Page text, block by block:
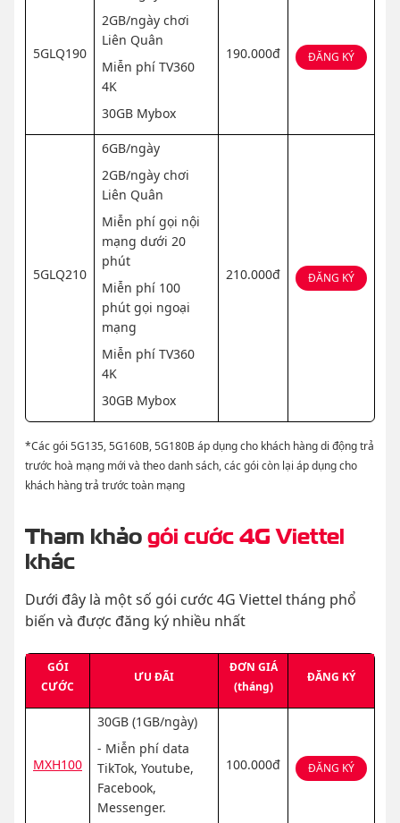
5GLQ190
2GB/ngày chơi
Liên Quân
Miễn phí TV360
4K
30GB Mybox
190.000đ ĐĂNG KÝ
5GLQ210
6GB/ngày
2GB/ngày chơi
Liên Quân
Miễn phí gọi nội
mạng dưới 20
phút
Miễn phí 100
phút gọi ngoại
mạng
Miễn phí TV360
4K
30GB Mybox
210.000đ ĐĂNG KÝ
*Các gói 5G135, 5G160B, 5G180B áp dụng cho khách hàng di động trả
trước hoà mạng mới và theo danh sách, các gói còn lại áp dụng cho
khách hàng trả trước toàn mạng
Tham khảogói cước 4G Viettel
khác
Dưới đây là một số gói cước 4G Viettel tháng phổ
biến và được đăng ký nhiều nhất
GÓI
CƯỚC
ƯU ĐÃI
ĐƠN GIÁ
(tháng)
ĐĂNG KÝ
MXH100
30GB (1GB/ngày)
- Miễn phí data
TikTok, Youtube,
Facebook,
Messenger.
100.000đ ĐĂNG KÝ